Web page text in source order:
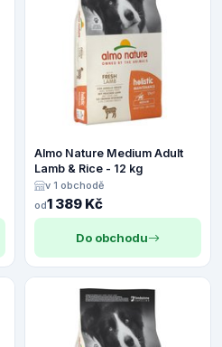
Almo Nature Medium Adult
Lamb & Rice - 12 kg
v 1 obchodě
od1 389 Kč
Do obchodu